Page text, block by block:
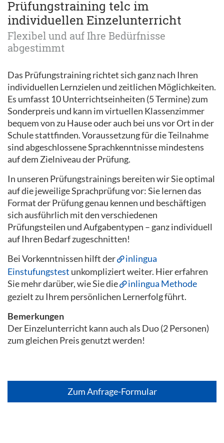
Prüfungstraining telc im
individuellen Einzelunterricht
Flexibel und auf Ihre Bedürfnisse
abgestimmt
Das Prüfungstraining richtet sich ganz nach Ihren
individuellen Lernzielen und zeitlichen Möglichkeiten.
Es umfasst 10 Unterrichtseinheiten (5 Termine) zum
Sonderpreis und kann im virtuellen Klassenzimmer
bequem von zu Hause oder auch bei uns vor Ort in der
Schule stattfinden. Voraussetzung für die Teilnahme
sind abgeschlossene Sprachkenntnisse mindestens
auf dem Zielniveau der Prüfung.
In unseren Prüfungstrainings bereiten wir Sie optimal
auf die jeweilige Sprachprüfung vor: Sie lernen das
Format der Prüfung genau kennen und beschäftigen
sich ausführlich mit den verschiedenen
Prüfungsteilen und Aufgabentypen – ganz individuell
auf Ihren Bedarf zugeschnitten!
Bei Vorkenntnissen hilft der
inlingua
Einstufungstest unkompliziert weiter. Hier erfahren
Sie mehr darüber, wie Sie die
inlingua Methode
gezielt zu Ihrem persönlichen Lernerfolg führt.
Bemerkungen
Der Einzelunterricht kann auch als Duo (2 Personen)
zum gleichen Preis genutzt werden!
Zum Anfrage-Formular